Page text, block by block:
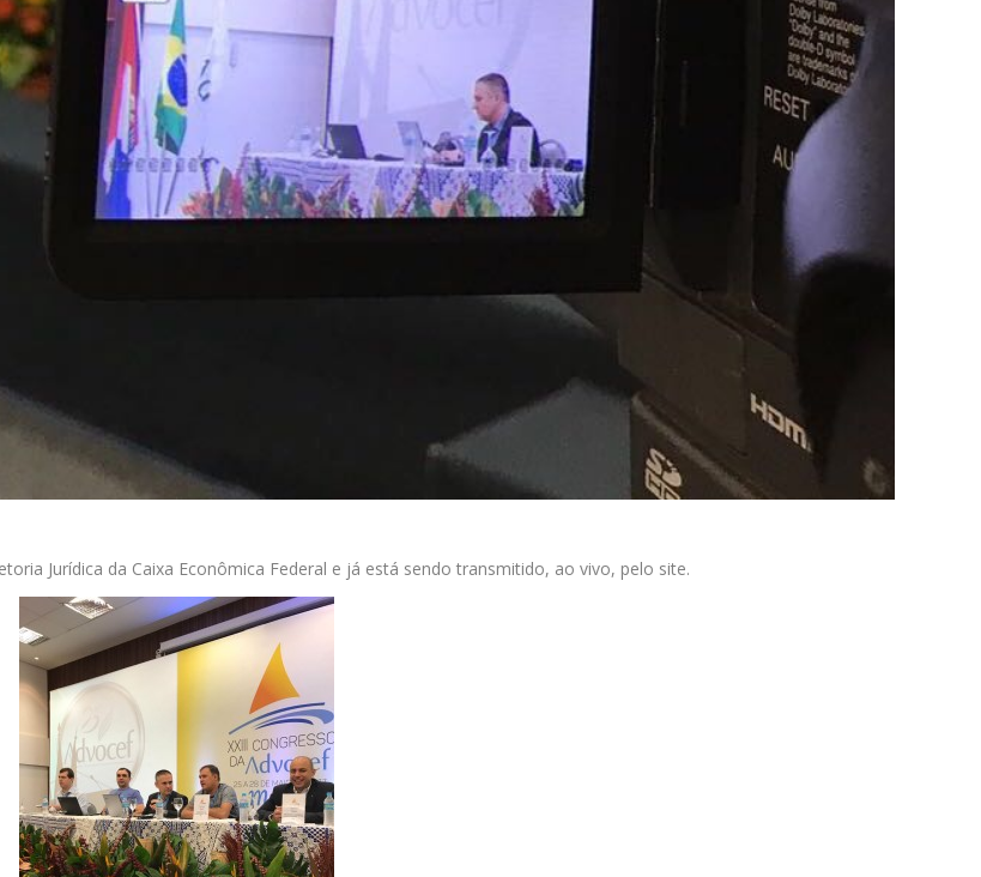
Jurídica da Caixa Econômica Federal e já está sendo transmitido, ao vivo, pelo site.